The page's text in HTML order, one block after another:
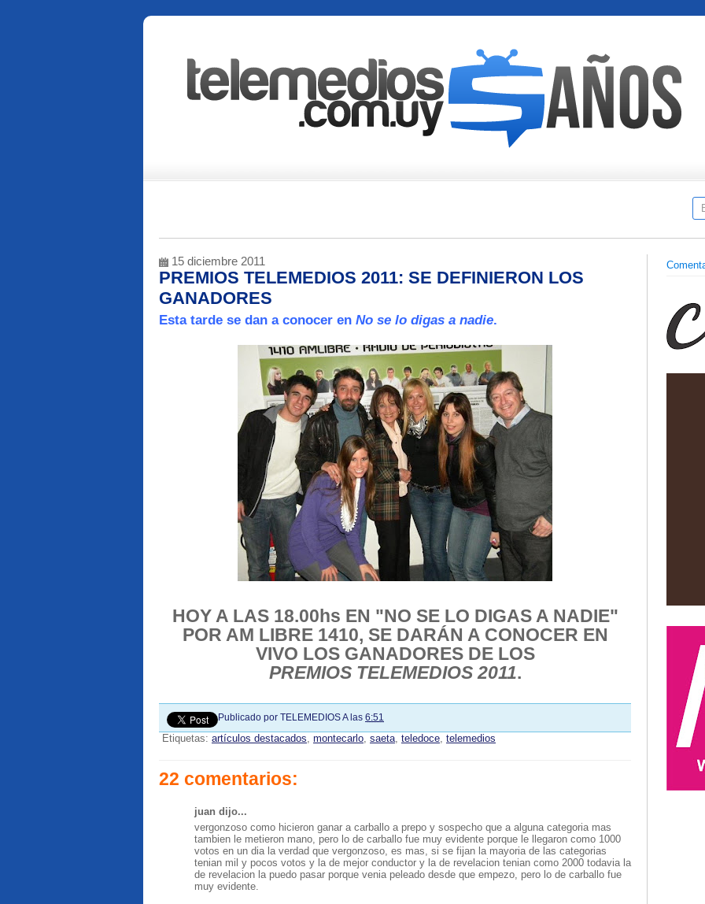
15 diciembre 2011
PREMIOS TELEMEDIOS 2011: SE DEFINIERON LOS
GANADORES
Esta tarde se dan a conocer en No se lo digas a nadie.
HOY A LAS 18.00hs EN "NO SE LO DIGAS A NADIE"
POR AM LIBRE 1410, SE DARÁN A CONOCER EN
VIVO LOS GANADORES DE LOS
PREMIOS TELEMEDIOS 2011.
Publicado por TELEMEDIOSA las 6:51
Etiquetas: artículos destacados, montecarlo, saeta, teledoce, telemedios
22 comentarios:
juan dijo...
vergonzoso como hicieron ganar a carballo a prepo y sospecho que a alguna categoria mas
tambien le metieron mano, pero lo de carballo fue muy evidente porque le llegaron como 1000
votos en un dia la verdad que vergonzoso, es mas, si se fijan la mayoria de las categorias
tenian mil y pocos votos y la de mejor conductor y la de revelacion tenian como 2000 todavia la
de revelacion la puedo pasar porque venia peleado desde que empezo, pero lo de carballo fue
muy evidente.